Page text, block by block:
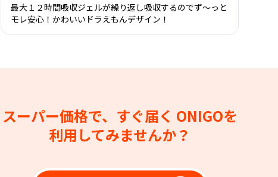
最大１２時間吸収ジェルが繰り返し吸収するのでず〜っと
モレ安心！かわいいドラえもんデザイン！
スーパー価格で、すぐ届く ONIGOを
利用してみませんか？